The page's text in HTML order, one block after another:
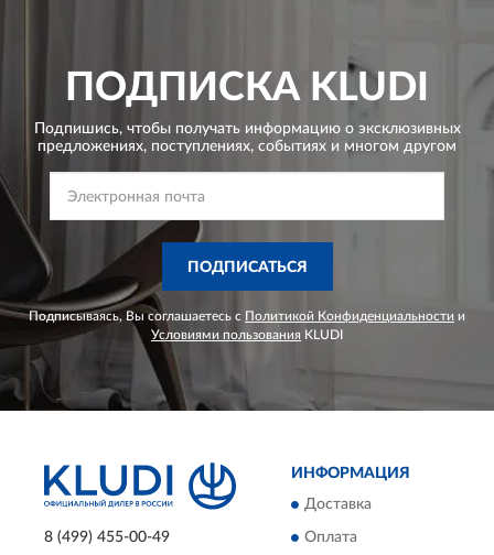
ПОДПИСКА KLUDI
Подпишись, чтобы получать информацию о эксклюзивных
предложениях, поступлениях, событиях и многом другом
ПОДПИСАТЬСЯ
Подписываясь, Вы соглашаетесь с Политикой Конфиденциальности и
Условиями пользования KLUDI
8 (499) 455-00-49
ИНФОРМАЦИЯ
Доставка
Оплата